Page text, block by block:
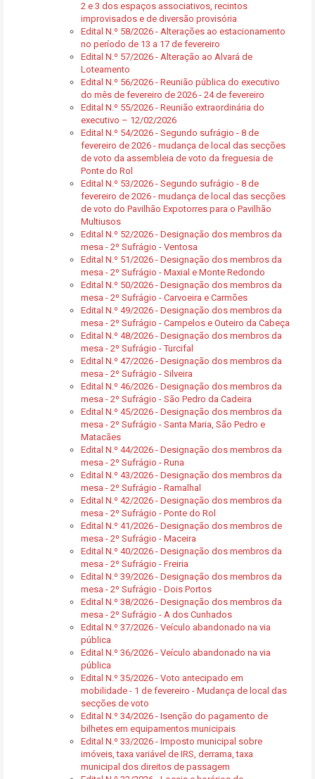
2 e 3 dos espaços associativos, recintos
improvisados e de diversão provisória
Edital N.º 58/2026 - Alterações ao estacionamento
no período de 13 a 17 de fevereiro
Edital N.º 57/2026 - Alteração ao Alvará de
Loteamento
Edital N.º 56/2026 - Reunião pública do executivo
do mês de fevereiro de 2026 - 24 de fevereiro
Edital N.º 55/2026 - Reunião extraordinária do
executivo – 12/02/2026
Edital N.º 54/2026 - Segundo sufrágio - 8 de
fevereiro de 2026 - mudança de local das secções
de voto da assembleia de voto da freguesia de
Ponte do Rol
Edital N.º 53/2026 - Segundo sufrágio - 8 de
fevereiro de 2026 - mudança de local das secções
de voto do Pavilhão Expotorres para o Pavilhão
Multiusos
Edital N.º 52/2026 - Designação dos membros da
mesa - 2º Sufrágio - Ventosa
Edital N.º 51/2026 - Designação dos membros da
mesa - 2º Sufrágio - Maxial e Monte Redondo
Edital N.º 50/2026 - Designação dos membros da
mesa - 2º Sufrágio - Carvoeira e Carmões
Edital N.º 49/2026 - Designação dos membros da
mesa - 2º Sufrágio - Campelos e Outeiro da Cabeça
Edital N.º 48/2026 - Designação dos membros da
mesa - 2º Sufrágio - Turcifal
Edital N.º 47/2026 - Designação dos membros da
mesa - 2º Sufrágio - Silveira
Edital N.º 46/2026 - Designação dos membros da
mesa - 2º Sufrágio - São Pedro da Cadeira
Edital N.º 45/2026 - Designação dos membros da
mesa - 2º Sufrágio - Santa Maria, São Pedro e
Matacães
Edital N.º 44/2026 - Designação dos membros da
mesa - 2º Sufrágio - Runa
Edital N.º 43/2026 - Designação dos membros da
mesa - 2º Sufrágio - Ramalhal
Edital N.º 42/2026 - Designação dos membros da
mesa - 2º Sufrágio - Ponte do Rol
Edital N.º 41/2026 - Designação dos membros de
mesa - 2º Sufrágio - Maceira
Edital N.º 40/2026 - Designação dos membros da
mesa - 2º Sufrágio - Freiria
Edital N.º 39/2026 - Designação dos membros da
mesa - 2º Sufrágio - Dois Portos
Edital N.º 38/2026 - Designação dos membros da
mesa - 2º Sufrágio - A dos Cunhados
Edital N.º 37/2026 - Veículo abandonado na via
pública
Edital N.º 36/2026 - Veículo abandonado na via
pública
Edital N.º 35/2026 - Voto antecipado em
mobilidade - 1 de fevereiro - Mudança de local das
secções de voto
Edital N.º 34/2026 - Isenção do pagamento de
bilhetes em equipamentos municipais
Edital N.º 33/2026 - Imposto municipal sobre
imóveis, taxa variável de IRS, derrama, taxa
municipal dos direitos de passagem